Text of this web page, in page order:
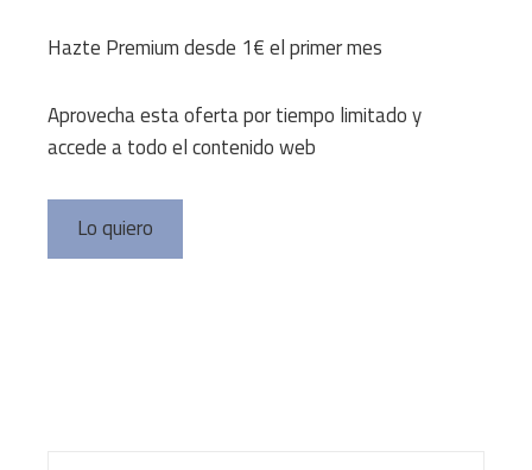
Hazte Premium desde 1€ el primer mes
Aprovecha esta oferta por tiempo limitado y
accede a todo el contenido web
Lo quiero